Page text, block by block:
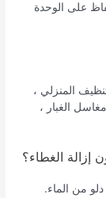
على الوحدة
المنزلي ،
الغبار ،
الغطاء؟
من الماء.